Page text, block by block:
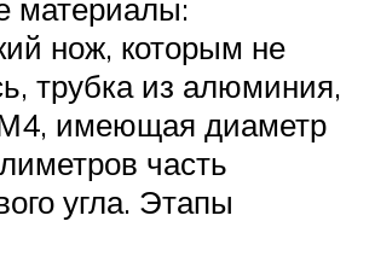
материалы:
нож, которым не
трубка из алюминия,
имеющая диаметр
часть
угла. Этапы